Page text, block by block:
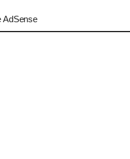
AdSense